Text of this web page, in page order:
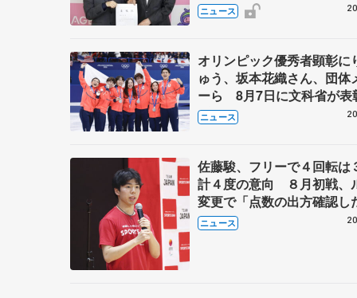
ニュース
オリンピック優秀者顕彰に
ゅう、坂本花織さん、団体
ーら 8月7日に文科省が表
ブルーノ・マルコット、中
らコーチも
ニュース
佐藤駿、フリーで４回転は
計４度の意向 ８月初戦、
変更で「点数の出方確認し
ニュース